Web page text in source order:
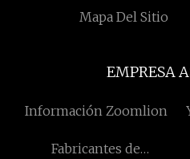
Mapa Del Sitio
EMPRESA
Información Zoomlion
Fabricantes de